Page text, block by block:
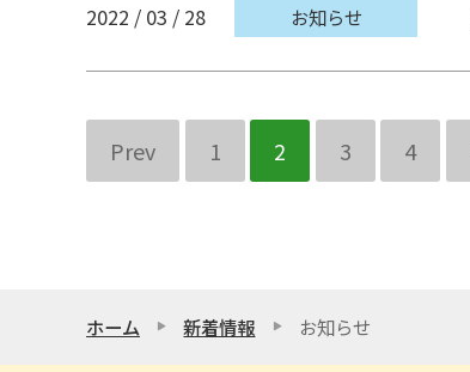
2022 / 03 / 28 お知らせ
Prev 1 2 3 4
ホーム 新着情報 お知らせ